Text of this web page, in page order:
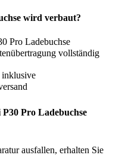
wird verbaut?
Pro Ladebuchse
vollständig
inklusive
P30 Pro Ladebuchse
ausfallen, erhalten Sie